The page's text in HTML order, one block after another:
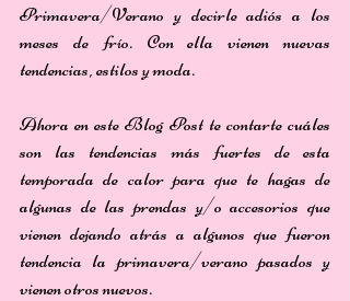
Primavera/Verano y decirle adiós a los
meses de frío. Con ella vienen nuevas
tendencias, estilos y moda.
Ahora en este Blog Post te contarte cuáles
son las tendencias más fuertes de esta
temporada de calor para que te hagas de
algunas de las prendas y/o accesorios que
vienen dejando atrás a algunos que fueron
tendencia la primavera/verano pasados y
vienen otros nuevos.